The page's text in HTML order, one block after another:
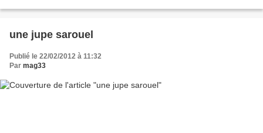
une jupe sarouel
Publié le 22/02/2012 à 11:32
Par mag33